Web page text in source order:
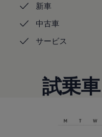
スマート買取
キャンペーン/フ
フォルクスワーゲンに
企業情報
会社概要
倫理・リス
プレスリリース
2025
2022
新車
中古車
サービス
試乗